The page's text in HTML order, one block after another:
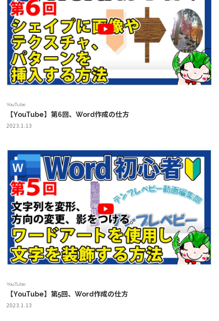
YouTube
【YouTube】第6回、Word作成の仕方
2023.1.13
YouTube
【YouTube】第5回、Word作成の仕方
2023.1.13